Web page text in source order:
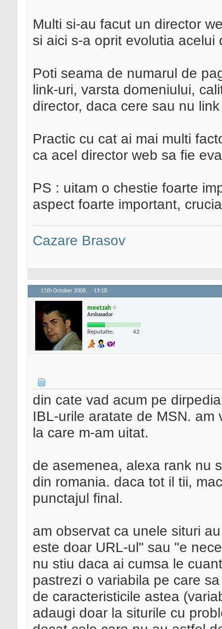
Multi si-au facut un director
si aici s-a oprit evolutia acelui
Poti seama de numarul de
link-uri, varsta domeniului,
director, daca cere sau nu
Practic cu cat ai mai multi
ca acel director web sa fie
PS : uitam o chestie foarte
aspect foarte important,
Cazare Brasov
11th October 2008, 13:18
meetzah
Ambasador
Reputatie: 42
din cate vad acum pe
IBL-urile aratate de MSN.
la care m-am uitat.
de asemenea, alexa rank nu
din romania. daca tot il tii,
punctajul final.
am observat ca unele situri
este doar URL-ul" sau "e
nu stiu daca ai cumsa le
pastrezi o variabila pe care
de caracteristicile astea
adaugi doar la siturile cu